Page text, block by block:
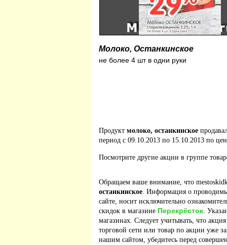
Молоко, Останкинское
не более 4 шт в одни руки
Продукт молоко, останкинское
период с 09.10.2013 по 15.10.2013 по
Посмотрите другие акции в группе
Обращаем ваше внимание, что
останкинское. Информация о
сайте, носит исключительно
скидок в магазине Перекрёсток.
магазинах. Следует учитывать, что
торговой сети или товар по акции уже
нашим сайтом, убедитесь перед